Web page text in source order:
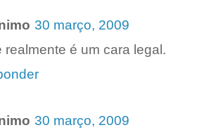
30 março, 2009
realmente é um cara legal.
30 março, 2009